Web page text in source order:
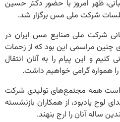
ظهر امروز با حضور دکتر حسین
شرکت ملی مس برگزار شد.
شرکت ملی صنایع مس ایران در
چنین مراسمی این بود که از زحمات
کنیم و این پیام را به آنان انتقال
همواره گرامی خواهیم داشت.
است همه مجتمع‌های تولیدی شرکت
لوح یادبود، از همکاران بازنشسته
ساله آنان را ارج بنهند.